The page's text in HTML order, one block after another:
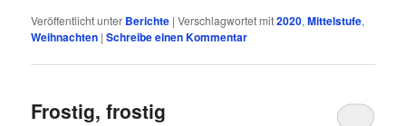
Veröffentlicht unter Berichte |Verschlagwortet mit2020,Mittelstufe,
Weihnachten |Schreibe einen Kommentar
Frostig, frostig